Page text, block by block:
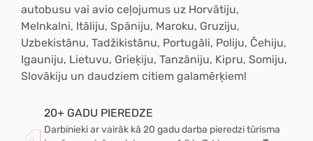
autobusu vai avio ceļojumus uz Horvātiju,
Melnkalni, Itāliju, Spāniju, Maroku, Gruziju,
Uzbekistānu, Tadžikistānu, Portugāli, Poliju, Čehiju,
Igauniju, Lietuvu, Grieķiju, Tanzāniju, Kipru, Somiju,
Slovākiju un daudziem citiem galamērķiem!
20+ GADU PIEREDZE
Darbinieki ar vairāk kā 20 gadu darba pieredzi tūrisma